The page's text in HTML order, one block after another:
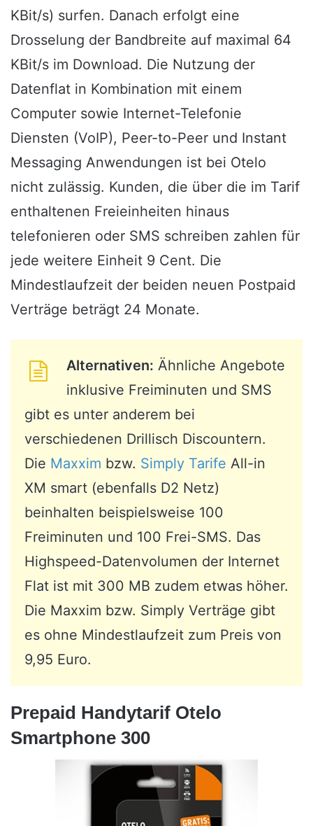
KBit/s) surfen. Danach erfolgt eine
Drosselung der Bandbreite auf maximal 64
KBit/s im Download. Die Nutzung der
Datenflat in Kombination mit einem
Computer sowie Internet-Telefonie
Diensten (VoIP), Peer-to-Peer und Instant
Messaging Anwendungen ist bei Otelo
nicht zulässig. Kunden, die über die im Tarif
enthaltenen Freieinheiten hinaus
telefonieren oder SMS schreiben zahlen für
jede weitere Einheit 9 Cent. Die
Mindestlaufzeit der beiden neuen Postpaid
Verträge beträgt 24 Monate.
Alternativen: Ähnliche Angebote
inklusive Freiminuten und SMS
gibt es unter anderem bei
verschiedenen Drillisch Discountern.
Die Maxxim bzw. Simply Tarife All-in
XM smart (ebenfalls D2 Netz)
beinhalten beispielsweise 100
Freiminuten und 100 Frei-SMS. Das
Highspeed-Datenvolumen der Internet
Flat ist mit 300 MB zudem etwas höher.
Die Maxxim bzw. Simply Verträge gibt
es ohne Mindestlaufzeit zum Preis von
9,95 Euro.
Prepaid Handytarif Otelo
Smartphone 300